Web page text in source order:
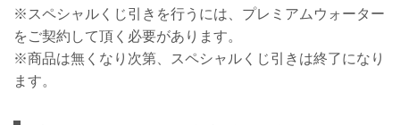
※スペシャルくじ引きを行うには、プレミアムウォーター
をご契約して頂く必要があります。
※商品は無くなり次第、スペシャルくじ引きは終了になり
ます。